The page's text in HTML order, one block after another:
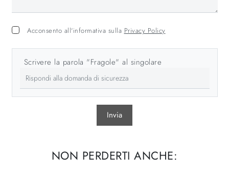
Acconsento all'informativa sulla Privacy Policy
Scrivere la parola "Fragole" al singolare
Invia
NON PERDERTI ANCHE: